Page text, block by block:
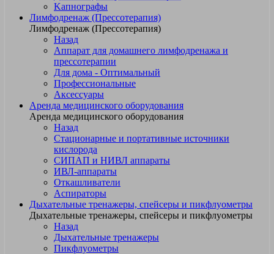
Kапнографы
Лимфодренаж (Прессотерапия)
Лимфодренаж (Прессотерапия)
Назад
Аппарат для домашнего лимфодренажа и
прессотерапии
Для дома - Оптимальный
Профессиональные
Аксессуары
Аренда медицинского оборудования
Аренда медицинского оборудования
Назад
Стационарные и портативные источники
кислорода
СИПАП и НИВЛ аппараты
ИВЛ-аппараты
Откашливатели
Аспираторы
Дыхательные тренажеры, спейсеры и пикфлуометры
Дыхательные тренажеры, спейсеры и пикфлуометры
Назад
Дыхательные тренажеры
Пикфлуометры